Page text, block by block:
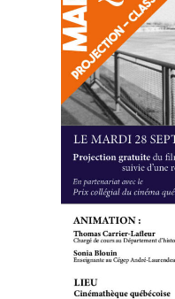
agrandie